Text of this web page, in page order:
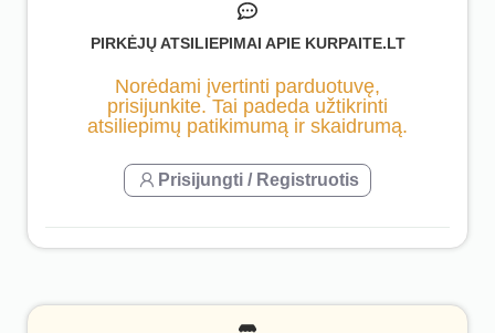
PIRKĖJŲ ATSILIEPIMAI APIE KURPAITE.LT
Norėdami įvertinti parduotuvę,
prisijunkite. Tai padeda užtikrinti
atsiliepimų patikimumą ir skaidrumą.
Prisijungti / Registruotis